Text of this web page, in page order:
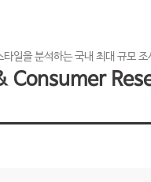
일을 분석하는 국내 최대 규모 조
Consumer